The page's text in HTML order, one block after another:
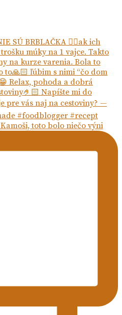
Kamoši, toto bolo niečo výni